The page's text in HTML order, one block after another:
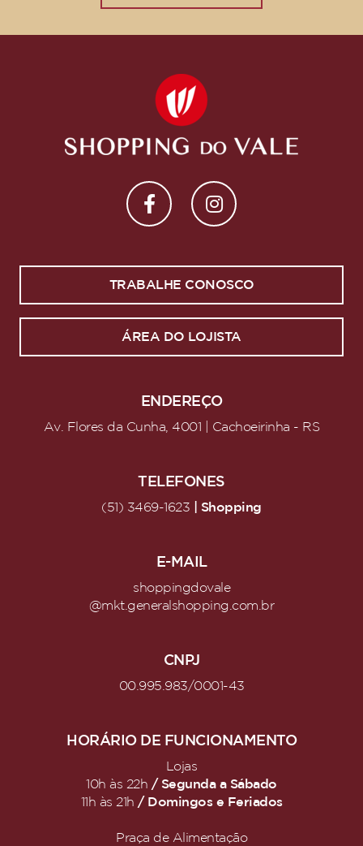
TRABALHE CONOSCO
ÁREA DO LOJISTA
ENDEREÇO
Av. Flores da Cunha, 4001 | Cachoeirinha - RS
TELEFONES
(51) 3469-1623 | Shopping
E-MAIL
shoppingdovale
@mkt.generalshopping.com.br
CNPJ
00.995.983/0001-43
HORÁRIO DE FUNCIONAMENTO
Lojas
10h às 22h / Segunda a Sábado
11h às 21h / Domingos e Feriados
Praça de Alimentação